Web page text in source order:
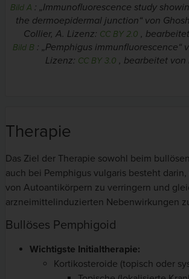
Bild A : „Immunofluorescence study
the dermoepidermal junction“ von
Collier, A. Lizenz: CC BY 2.0 ,
Bild B : „Pemphigus immunfluorescence“
Lizenz: CC BY 3.0 , bearbeitet von
Therapie
Das Ziel der Therapie sowohl beim
auch bei Pemphigus vulgaris besteht
von Autoantikörpern zu verringern und
arzneimittelinduzierten Nebenwirkungen
Bullöses Pemphigoid
Wichtigste Initialtherapie:
Kortikosteroide (topisch oder